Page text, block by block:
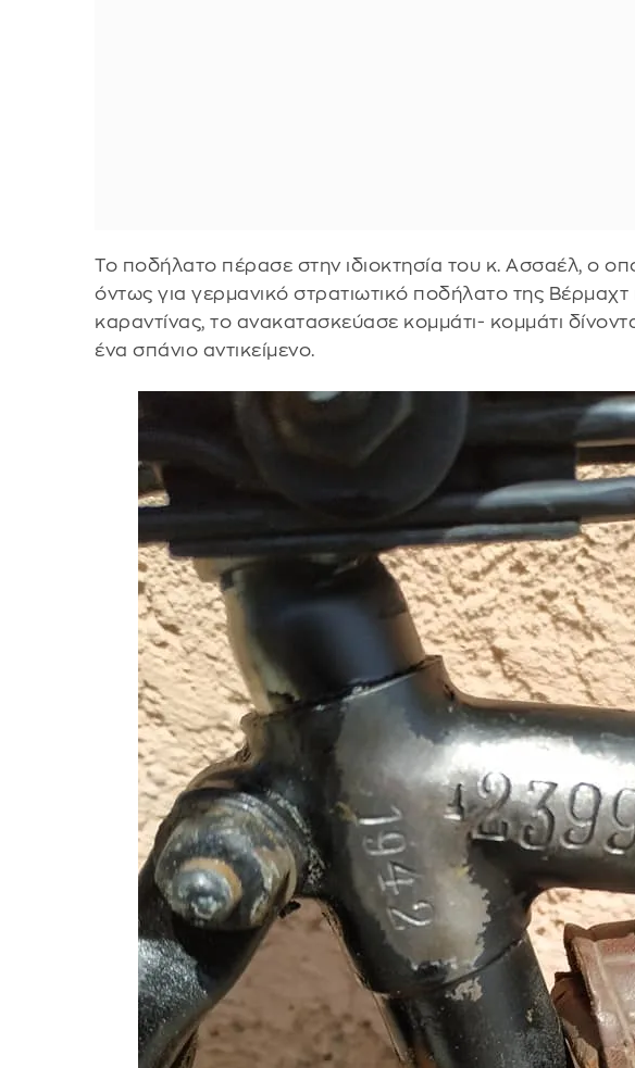
Το ποδήλατο πέρασε στην ιδιοκτησία του κ. Ασσαέλ, ο
όντως για γερμανικό στρατιωτικό ποδήλατο της Βέρμαχτ
καραντίνας, το ανακατασκεύασε κομμάτι- κομμάτι
ένα σπάνιο αντικείμενο.